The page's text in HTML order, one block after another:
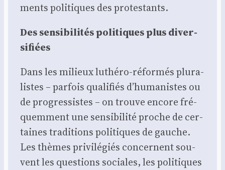
ments poli­tiques des pro­tes­tants.
Des sen­si­bi­li­tés poli­tiques plus diver­
si­fiées
Dans les milieux luthé­ro-réfor­més plu­ra­
listes – par­fois qua­li­fiés d’humanistes ou
de pro­gres­sistes – on trouve encore fré­
quem­ment une sen­si­bi­li­té proche de cer­
taines tra­di­tions poli­tiques de gauche.
Les thèmes pri­vi­lé­giés concernent sou­
vent les ques­tions sociales, les poli­tiques